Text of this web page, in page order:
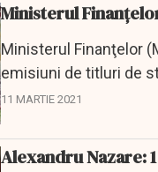
Ministerul
Ministerul Finanţelor
emisiuni de titluri de
11 MARTIE 2021
Alexandru Nazare: